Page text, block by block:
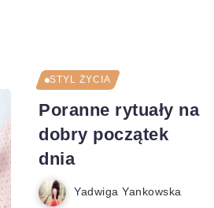
STYL ŻYCIA
Poranne rytuały na
dobry początek
dnia
Yadwiga Yankowska